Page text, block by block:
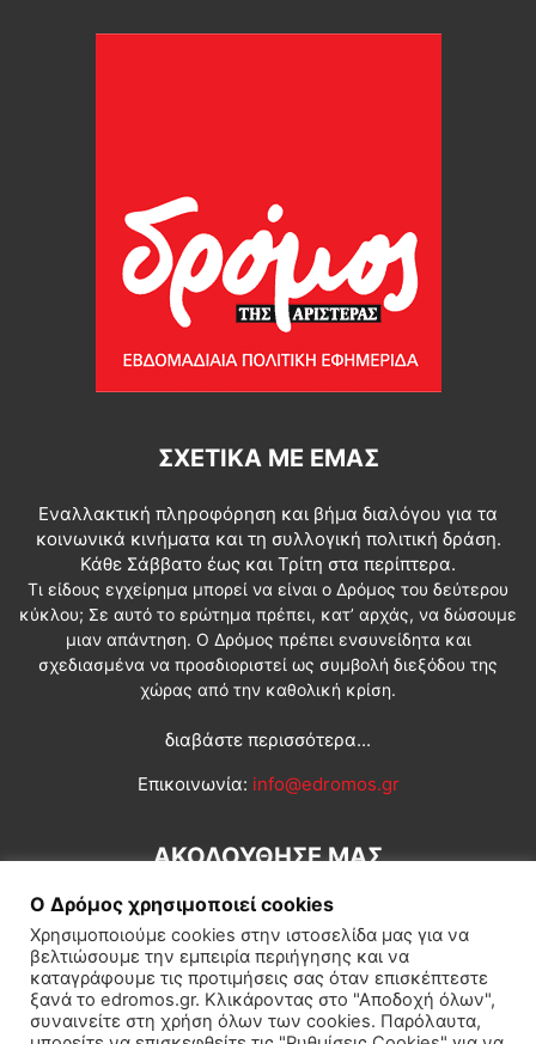
ΣΧΕΤΙΚΆ ΜΕ ΕΜΆΣ
Εναλλακτική πληροφόρηση και βήμα διαλόγου για τα
κοινωνικά κινήματα και τη συλλογική πολιτική δράση.
Κάθε Σάββατο έως και Τρίτη στα περίπτερα.
Τι είδους εγχείρημα μπορεί να είναι ο Δρόμος του δεύτερου
κύκλου; Σε αυτό το ερώτημα πρέπει, κατ’ αρχάς, να δώσουμε
μιαν απάντηση. Ο Δρόμος πρέπει ενσυνείδητα και
σχεδιασμένα να προσδιοριστεί ως συμβολή διεξόδου της
χώρας από την καθολική κρίση.
διαβάστε περισσότερα...
Επικοινωνία: info@edromos.gr
ΑΚΟΛΟΥΘΗΣΕ ΜΑΣ
Εγγραφή συνδρομητή Πολιτική Διεθνή Κοινωνία
Ο Δρόμος χρησιμοποιεί cookies
Χρησιμοποιούμε cookies στην ιστοσελίδα μας για να
βελτιώσουμε την εμπειρία περιήγησης και να
καταγράφουμε τις προτιμήσεις σας όταν επισκέπτεστε
ξανά το edromos.gr. Κλικάροντας στο "Αποδοχή όλων",
συναινείτε στη χρήση όλων των cookies. Παρόλαυτα,